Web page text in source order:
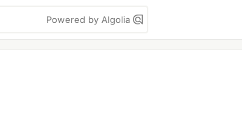
Powered by Algolia